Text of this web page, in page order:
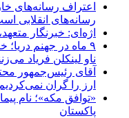
اعتراف
رسانه‌های انقلابی
اژه‌ای: خبرنگار
۹ ماه در جهنم
ناو لینکلن فریاد
آقای رئیس‌جمهور
ارز را گران
«توافق مکه»؛ نام
پاکستان